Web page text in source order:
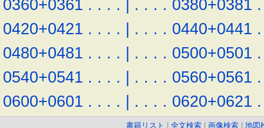
0360+0361 . . . . | . . . . 0380+0381 .
0420+0421 . . . . | . . . . 0440+0441 .
0480+0481 . . . . | . . . . 0500+0501 .
0540+0541 . . . . | . . . . 0560+0561 .
0600+0601 . . . . | . . . . 0620+0621 .
書籍リスト 全文検索 画像検索 地図